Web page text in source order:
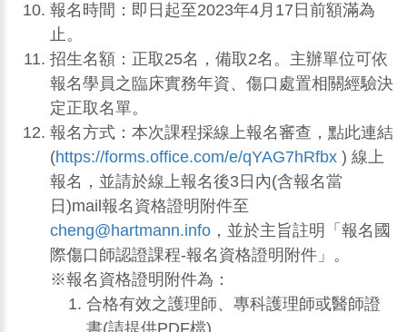
報名時間：即日起至2023年4月17日前額滿為
止。
招生名額：正取25名，備取2名。主辦單位可依
報名學員之臨床實務年資、傷口處置相關經驗決
定正取名單。
報名方式：本次課程採線上報名審查，點此連結
(https://forms.office.com/e/qYAG7hRfbx ) 線上
報名，並請於線上報名後3日內(含報名當
日)mail報名資格證明附件至
cheng@hartmann.info ，並於主旨註明「報名國
際傷口師認證課程-報名資格證明附件」。
※報名資格證明附件為：
合格有效之護理師、專科護理師或醫師證
書(請提供PDF檔)